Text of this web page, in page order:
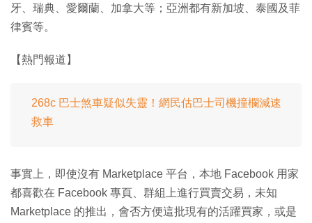
牙、瑞典、愛爾蘭、加拿大等；亞洲都有新加坡、泰國及菲
律賓等。
【熱門報道】
268c 巴士煞車疑似失靈！網民估巴士司機撞欄減速
救車
事實上，即使沒有 Marketplace 平台，本地 Facebook 用家
都喜歡在 Facebook 專頁、群組上進行買賣交易，未知
Marketplace 的推出，會否方便這批現有的活躍買家，或是